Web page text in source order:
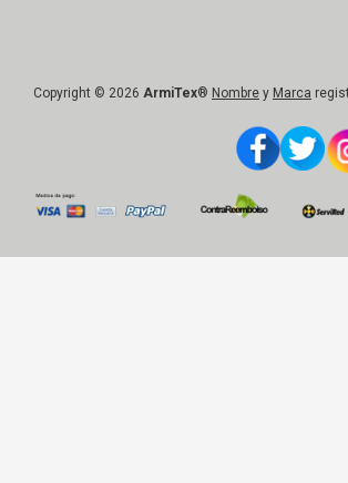
Copyright © 2026 ArmiTex® Nombre y Marca